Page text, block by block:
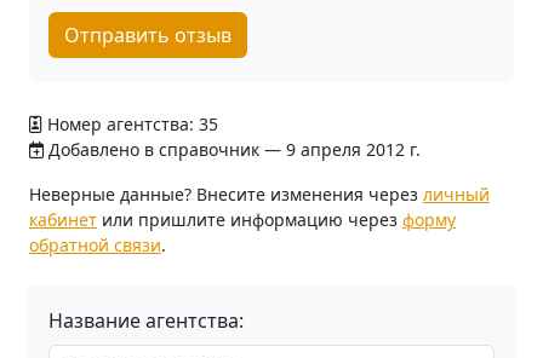
Отправить отзыв
Номер агентства: 35
Добавлено в справочник — 9 апреля 2012 г.
Неверные данные? Внесите изменения через личный
кабинет или пришлите информацию через форму
обратной связи.
Название агентства: